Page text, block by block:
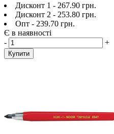
Дисконт 1 - 267.90 грн.
Дисконт 2 - 253.80 грн.
Опт - 239.70 грн.
Є в наявності
-
+
Купити